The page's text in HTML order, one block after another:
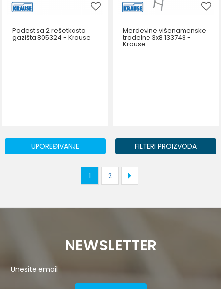
Podest sa 2 rešetkasta
gazišta 805324 - Krause
Merdevine višenamenske
trodelne 3x8 133748 -
Krause
UPOREĐIVANJE FILTERI PROIZVODA
1 2
NEWSLETTER